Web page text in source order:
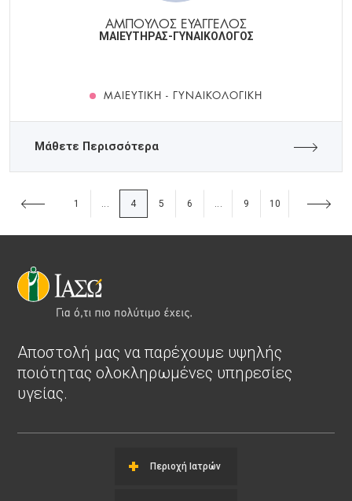
ΑΜΠΟΥΛΟΣ ΕΥΑΓΓΕΛΟΣ
ΜΑΙΕΥΤΗΡΑΣ-ΓΥΝΑΙΚΟΛΟΓΟΣ
ΜΑΙΕΥΤΙΚΉ - ΓΥΝΑΙΚΟΛΟΓΙΚΉ
Μάθετε Περισσότερα
1 ... 4 5 6 ... 9 10
Αποστολή μας να παρέχουμε υψηλής
ποιότητας ολοκληρωμένες υπηρεσίες
υγείας.
Περιοχή Ιατρών